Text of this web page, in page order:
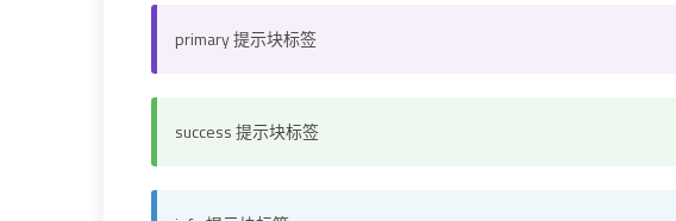
primary 提示块标签
success 提示块标签